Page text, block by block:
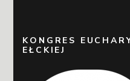
KONGRES
EŁCKIEJ